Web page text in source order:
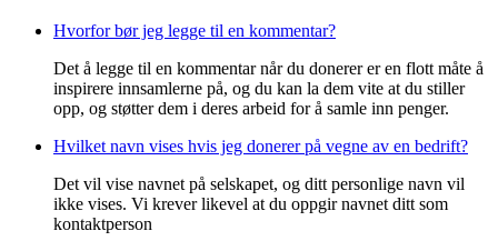
Hvorfor bør jeg legge til en kommentar?
Det å legge til en kommentar når du donerer er en flott måte å
inspirere innsamlerne på, og du kan la dem vite at du stiller
opp, og støtter dem i deres arbeid for å samle inn penger.
Hvilket navn vises hvis jeg donerer på vegne av en bedrift?
Det vil vise navnet på selskapet, og ditt personlige navn vil
ikke vises. Vi krever likevel at du oppgir navnet ditt som
kontaktperson